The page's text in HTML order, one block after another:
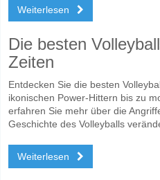
Weiterlesen
Die besten
Zeiten
Entdecken Sie die besten
ikonischen Power-Hittern bis zu
erfahren Sie mehr über die
Geschichte des Volleyballs
Weiterlesen